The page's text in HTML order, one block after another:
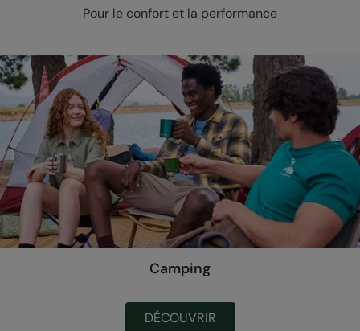
Pour le confort et la performance
Camping
DÉCOUVRIR